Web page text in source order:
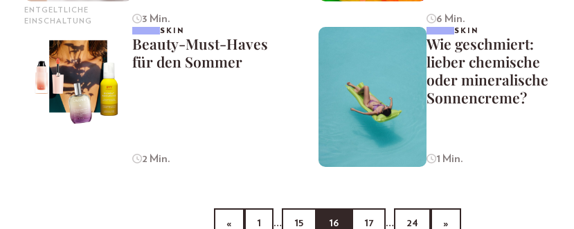
ENTGELTLICHE
EINSCHALTUNG
3 Min. 6 Min.
SKIN
Beauty-Must-Haves
für den Sommer
2 Min.
SKIN
Wie geschmiert:
lieber chemische
oder mineralische
Sonnencreme?
1 Min.
« 1 … 15 16 17 … 24 »